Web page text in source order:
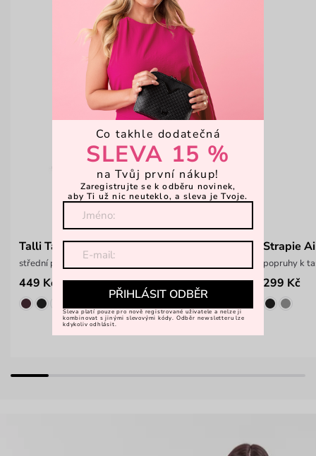
Talli Tammy Aslant Blue
střední peněženka na patent s barevnými pruhy
449 Kč 599 Kč
Strapie
popruhy k
299 Kč
Co takhle dodatečná
SLEVA 15 %
na Tvůj první nákup!
Zaregistrujte se k odběru novinek,
aby Ti už nic neuteklo, a sleva je Tvoje.
PŘIHLÁSIT ODBĚR
Sleva platí pouze pro nově registrované uživatele a nelze ji
kombinovat s jinými slevovými kódy. Odběr newsletteru lze
kdykoliv odhlásit.